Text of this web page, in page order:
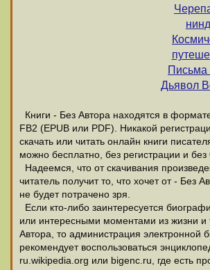
Письма
Дьявол
Книги - Без Автора находятся в
FB2 (EPUB или PDF). Никакой
скачать или читать онлайн книги
можно бесплатно, без регистрации и
Надеемся, что от скачивания
читатель получит то, что хочет от - Без
не будет потрачено зря.
Если кто-либо заинтересуется
или интересными моментами из жизни и
Автора, то администрация электронной
рекомендует воспользоваться
ru.wikipedia.org или bigenc.ru, где есть